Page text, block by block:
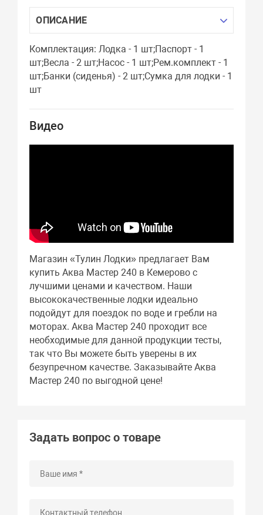
ОПИСАНИЕ
Комплектация: Лодка - 1 шт;Паспорт - 1
шт;Весла - 2 шт;Насос - 1 шт;Рем.комплект - 1
шт;Банки (сиденья) - 2 шт;Сумка для лодки - 1
шт
Видео
Магазин «Тулин Лодки» предлагает Вам
купить Аква Мастер 240 в Кемерово с
лучшими ценами и качеством. Наши
высококачественные лодки идеально
подойдут для поездок по воде и гребли на
моторах. Аква Мастер 240 проходит все
необходимые для данной продукции тесты,
так что Вы можете быть уверены в их
безупречном качестве. Заказывайте Аква
Мастер 240 по выгодной цене!
Задать вопрос о товаре